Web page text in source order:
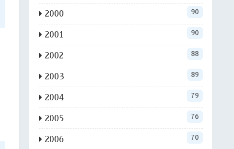
2000 90
2001 90
2002 88
2003 89
2004 79
2005 76
2006 70